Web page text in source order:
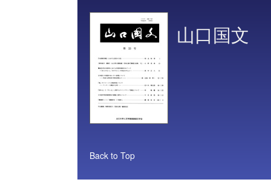
山口国文
Back to Top